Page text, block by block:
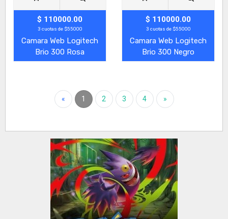
$ 110000.00
3 cuotas de $55000
Camara Web Logitech
Brio 300 Rosa
$ 110000.00
3 cuotas de $55000
Camara Web Logitech
Brio 300 Negro
« 1 2 3 4 »